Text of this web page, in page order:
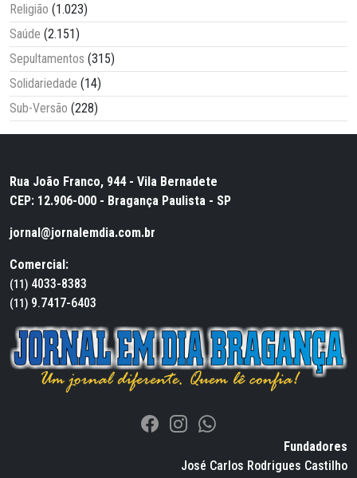
Religião (1.023)
Saúde (2.151)
Sepultamentos (315)
Solidariedade (14)
Sub-Versão (228)
Rua João Franco, 944 - Vila Bernadete
CEP: 12.906-000 - Bragança Paulista - SP
jornal@jornalemdia.com.br
Comercial:
(11) 4033-8383
(11) 9.7417-6403
Fundadores
José Carlos Rodrigues Castilho